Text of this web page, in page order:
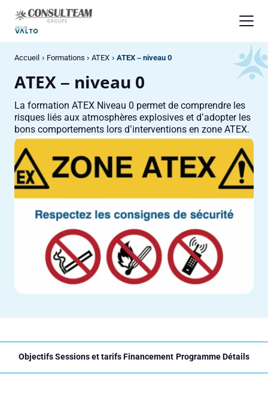
Accueil Formations ATEX ATEX – niveau 0
ATEX – niveau 0
La formation ATEX Niveau 0 permet de comprendre les
risques liés aux atmosphères explosives et d’adopter les
bons comportements lors d’interventions en zone ATEX.
Objectifs Sessions et tarifs Financement Programme Détails
Panneau de gestion des cookies